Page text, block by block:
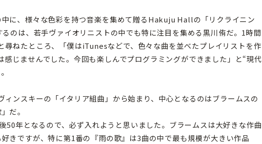
に、様々な色彩を持つ音楽を集めて贈るHakuju Hallの「リクライニン
のは、若手ヴァイオリニストの中でも特に注目を集める黒川侑だ。1時間
尋ねたところ、「僕はiTunesなどで、色々な曲を並べたプレイリストを作
感じませんでした。今回も楽しんでプログラミングができました」と“現代
ィンスキーの「イタリア組曲」から始まり、中心となるのはブラームスの
だ。
50年となるので、必ず入れようと思いました。ブラームスは大好きな作曲
きですが、特に第1番の『雨の歌』は3曲の中で最も規模が大きい作品